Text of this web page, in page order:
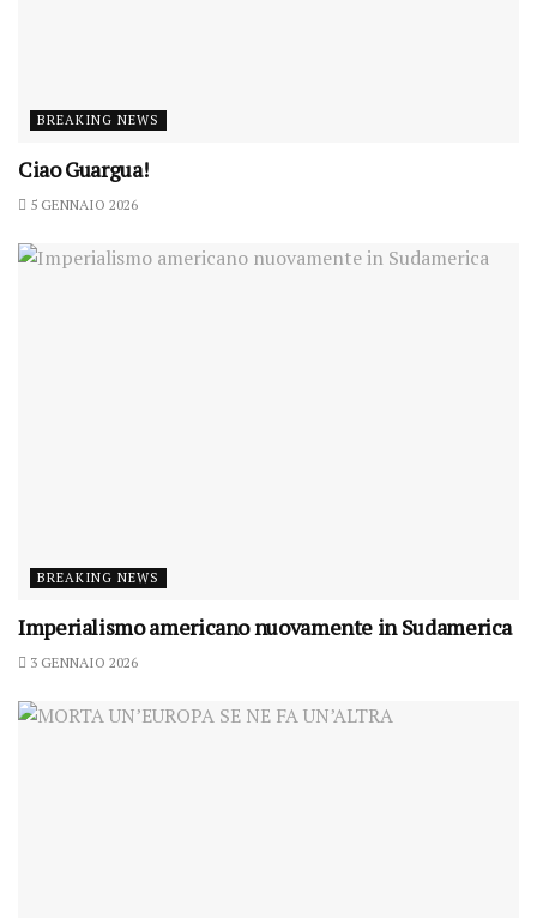
BREAKING NEWS
Ciao Guargua!
5 GENNAIO 2026
BREAKING NEWS
Imperialismo americano nuovamente in Sudamerica
3 GENNAIO 2026